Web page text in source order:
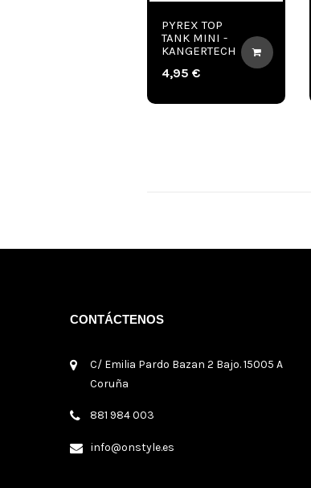
PYREX TOP
TANK MINI -
KANGERTECH
4,95 €
CONTÁCTENOS
C/ Emilia Pardo Bazan 2 Bajo. 15005 A
Coruña
881 984 003
info@onstyle.es